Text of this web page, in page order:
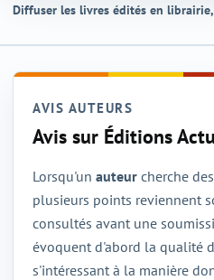
Diffuser les livres édités en
AVIS AUTEURS
Avis sur Éditions
Lorsqu'un auteur cherche des
plusieurs points reviennent
consultés avant une
évoquent d'abord la qualité
s'intéressant à la manière